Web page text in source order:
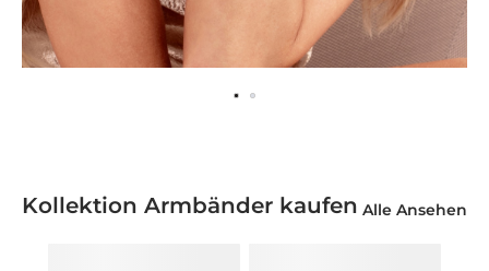
Kollektion Armbänder kaufen Alle Ansehen